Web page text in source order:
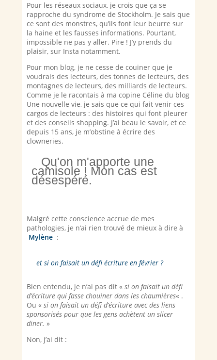
Pour les réseaux sociaux, je crois que ça se
rapproche du syndrome de Stockholm. Je sais que
ce sont des monstres, qu’ils font leur beurre sur
la haine et les fausses informations. Pourtant,
impossible ne pas y aller. Pire ! J’y prends du
plaisir, sur Insta notamment.
Pour mon blog, je ne cesse de couiner que je
voudrais des lecteurs, des tonnes de lecteurs, des
montagnes de lecteurs, des milliards de lecteurs.
Comme je le racontais à ma copine Céline du blog
Une nouvelle vie, je sais que ce qui fait venir ces
cargos de lecteurs : des histoires qui font pleurer
et des conseils shopping. J’ai beau le savoir, et ce
depuis 15 ans, je m’obstine à écrire des
clowneries.
Qu'on m'apporte une
camisole ! Mon cas est
désespéré.
Malgré cette conscience accrue de mes
pathologies, je n’ai rien trouvé de mieux à dire à
Mylène :
et si on faisait un défi écriture en février ?
Bien entendu, je n’ai pas dit « si on faisait un défi
d’écriture qui fasse chouiner dans les chaumières« .
Ou « si on faisait un défi d’écriture avec des liens
sponsorisés pour que les gens achètent un slicer
diner. »
Non, j’ai dit :